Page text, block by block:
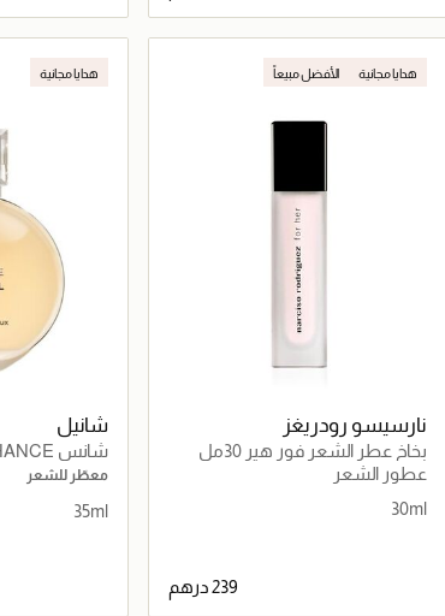
جاري تحميل التفاصيل
هدايا مجانية الأفضل مبيعاً
نارسيسو رودريغز
بخاخ عطر الشعر فور هير 30مل
عطور الشعر
30ml
هدايا مجانية
شانيل
شانس CHANCE
معطّر للشعر
35ml